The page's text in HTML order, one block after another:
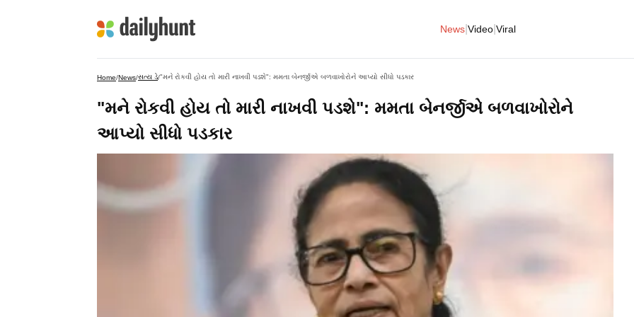
News Video Viral
Home/News/સત્ય ડે/"મને રોકવી હોય તો મારી નાખવી પડશે": મમતા બેનર્જીએ બળવાખોરોને આપ્યો સીધો પડકાર
"મને રોકવી હોય તો મારી નાખવી પડશે": મમતા બેનર્જીએ બળવાખોરોને
આપ્યો સીધો પડકાર